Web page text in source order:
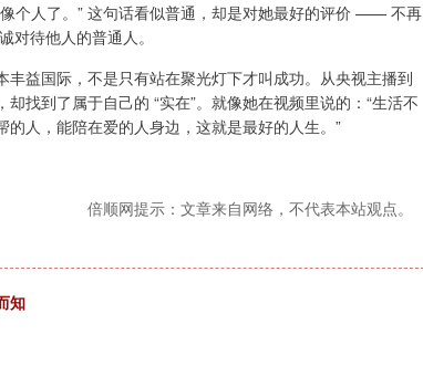
个人了。” 这句话看似普通，却是对她最好的评价 —— 不再
对待他人的普通人。
益国际，不是只有站在聚光灯下才叫成功。从央视主播到
找到了属于自己的 “实在”。就像她在视频里说的：“生活不
人，能陪在爱的人身边，这就是最好的人生。”
倍顺网提示：文章来自网络，不代表本站观点。
知